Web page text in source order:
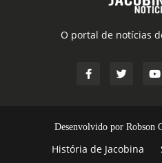
O portal de notícias
Desenvolvido por Robson
História de Jacobina